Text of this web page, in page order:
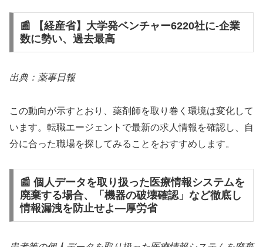
📰 【経産省】大学発ベンチャー6220社に‐企業
数に勢い、過去最高
出典：薬事日報
この動向が示すとおり、薬剤師を取り巻く環境は変化して
います。転職エージェントで最新の求人情報を確認し、自
分に合った職場を探してみることをおすすめします。
📰 個人データを取り扱った医療情報システムを
廃棄する場合、「機器の破壊確認」など徹底し
情報漏洩を防止せよ—厚労省